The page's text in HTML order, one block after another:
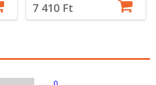
7 410 Ft